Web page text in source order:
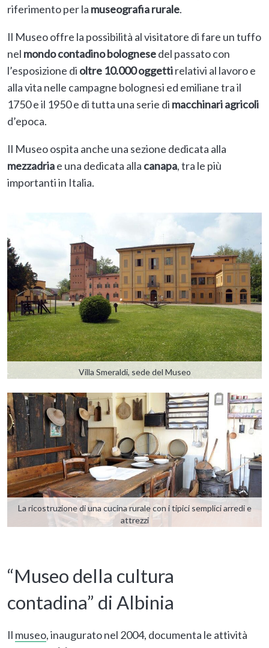
riferimento per la museografia rurale.
Il Museo offre la possibilità al visitatore di fare un tuffo
nel mondo contadino bolognesedel passato con
l’esposizione di oltre 10.000 oggettirelativi al lavoro e
alla vita nelle campagne bolognesi ed emiliane tra il
1750 e il 1950 e di tutta una serie di macchinari agricoli
d’epoca.
Il Museo ospita anche una sezione dedicata alla
mezzadriae una dedicata alla canapa, tra le più
importanti in Italia.
Villa Smeraldi, sede del Museo
La ricostruzione di una cucina rurale con i tipici semplici arredi e
attrezzi
“Museo della cultura
contadina” di Albinia
Il museo, inaugurato nel 2004, documenta le attività